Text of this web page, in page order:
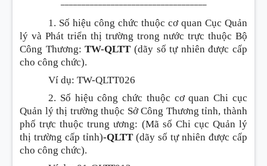
1. Số hiệu công chức thuộc cơ quan Cục Quản
lý và Phát triển thị trường trong nước trực thuộc Bộ
Công Thương:TW-QLTT (dãy số tự nhiên được cấp
cho công chức).
Ví dụ: TW-QLTT026
2. Số hiệu công chức thuộc cơ quan Chi cục
Quản lý thị trường thuộc Sở Công Thương tỉnh, thành
phố trực thuộc trung ương: (Mã số Chi cục Quản lý
thị trường cấp tỉnh)-QLTT (dãy số tự nhiên được cấp
cho công chức).